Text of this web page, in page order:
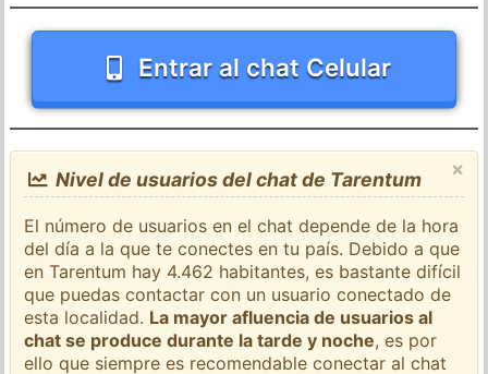
Entrar al chat Celular
×
Nivel de usuarios del chat de Tarentum
El número de usuarios en el chat depende de la hora
del día a la que te conectes en tu país. Debido a que
en Tarentum hay 4.462 habitantes, es bastante difícil
que puedas contactar con un usuario conectado de
esta localidad. La mayor afluencia de usuarios al
chat se produce durante la tarde y noche, es por
ello que siempre es recomendable conectar al chat